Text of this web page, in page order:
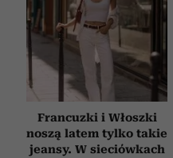
Francuzki i Włoszki
noszą latem tylko takie
jeansy. W sieciówkach